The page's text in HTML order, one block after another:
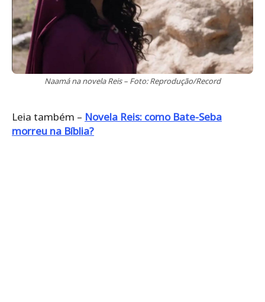
Naamá na novela Reis – Foto: Reprodução/Record
Leia também – Novela Reis: como Bate-Seba
morreu na Bíblia?